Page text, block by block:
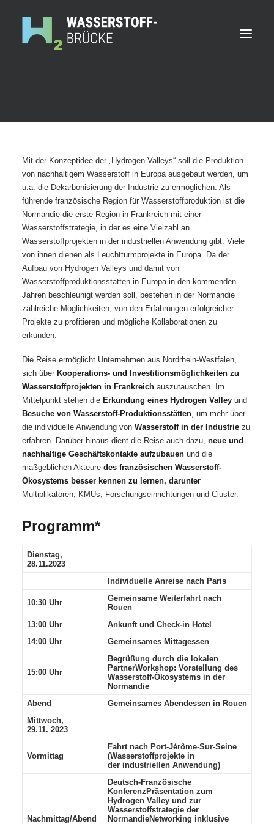
Mit der Konzeptidee der „Hydrogen Valleys“ soll die Produktion
von nachhaltigem Wasserstoff in Europa ausgebaut werden, um
u.a. die Dekarbonisierung der Industrie zu ermöglichen. Als
führende französische Region für Wasserstoffproduktion ist die
Normandie die erste Region in Frankreich mit einer
Wasserstoffstrategie, in der es eine Vielzahl an
Wasserstoffprojekten in der industriellen Anwendung gibt. Viele
von ihnen dienen als Leuchtturmprojekte in Europa. Da der
Aufbau von Hydrogen Valleys und damit von
Wasserstoffproduktionsstätten in Europa in den kommenden
Jahren beschleunigt werden soll, bestehen in der Normandie
zahlreiche Möglichkeiten, von den Erfahrungen erfolgreicher
Projekte zu profitieren und mögliche Kollaborationen zu
erkunden.
Die Reise ermöglicht Unternehmen aus Nordrhein-Westfalen,
sich über Kooperations- und Investitionsmöglichkeiten zu
Wasserstoffprojekten in Frankreich auszutauschen. Im
Mittelpunkt stehen die Erkundung eines Hydrogen Valley und
Besuche von Wasserstoff-Produktionsstätten, um mehr über
die individuelle Anwendung von Wasserstoff in der Industrie zu
erfahren. Darüber hinaus dient die Reise auch dazu, neue und
nachhaltige Geschäftskontakte aufzubauen und die
maßgeblichen Akteure des französischen Wasserstoff-
Ökosystems besser kennen zu lernen, darunter
Multiplikatoren, KMUs, Forschungseinrichtungen und Cluster.
Programm*
Dienstag,
28.11.2023
Individuelle Anreise nach Paris
10:30 Uhr
Gemeinsame Weiterfahrt nach
Rouen
13:00 Uhr
Ankunft und Check-in Hotel
14:00 Uhr
Gemeinsames Mittagessen
15:00 Uhr
Begrüßung durch die lokalen
PartnerWorkshop: Vorstellung des
Wasserstoff-Ökosystems in der
Normandie
Abend
Gemeinsames Abendessen in Rouen
Mittwoch,
29.11. 2023
Vormittag
Fahrt nach Port-Jérôme-Sur-Seine
(Wasserstoffprojekte in
der industriellen Anwendung)
Nachmittag/Abend
Deutsch-Französische
Konferenz Präsentation zum
Hydrogen Valley und zur
Wasserstoffstrategie der
NormandieNetworking inklusive